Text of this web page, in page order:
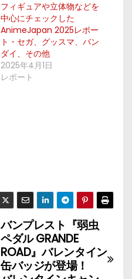
フィギュアや立体物などを
中心にチェックした
AnimeJapan 2025レポー
ト・セガ、グッスマ、バン
ダイ、その他
2025年4月1日
レポート
バンプレスト『弱虫
ペダル GRANDE
ROAD』バレンタイン
缶バッジが登場！